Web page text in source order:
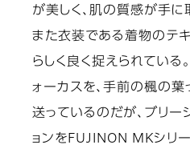
が美しく、肌の質感が手に
また衣装である着物のテ
らしく良く捉えられている
ォーカスを、手前の楓の
送っているのだが、ブリー
ョンをFUJINON MKシリ